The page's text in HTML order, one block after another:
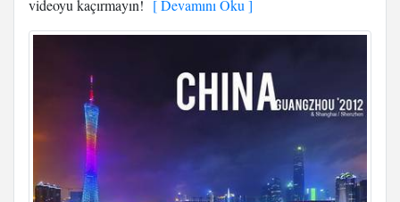
videoyu kaçırmayın! [ Devamını Oku ]